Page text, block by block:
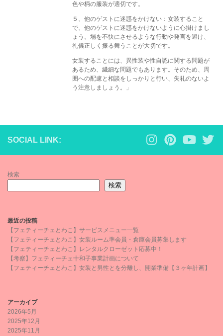
色や柄の服装が適切です。
５、他のゲストに迷惑をかけない：女装すること
で、他のゲストに迷惑をかけないように心掛けまし
ょう。場を不快にさせるような行動や発言を避け、
礼儀正しく振る舞うことが大切です。
女装することには、異性装や性自認に関する問題が
あるため、繊細な問題でもあります。そのため、周
囲への配慮と相談をしっかりと行い、失礼のないよ
う注意しましょう。」
SOCIAL LINK:
検索
検索
最近の投稿
【フェティーチェとわこ】サービスメニュー一覧
【フェティーチェとわこ】女装ルーム準会員・倉庫会員募集します
【フェティーチェとわこ】レンタルクローゼット応募中！
【考察】フェティーチェ十和子事業計画について
【フェティーチェとわこ】女装と男性とを分離し、開業準備【３ヶ年計画】
アーカイブ
2026年5月
2025年12月
2025年11月